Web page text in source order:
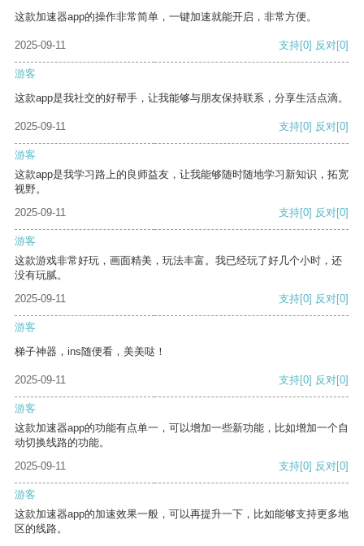
这款加速器app的操作非常简单，一键加速就能开启，非常方便。
2025-09-11 支持[0] 反对[0]
游客
这款app是我社交的好帮手，让我能够与朋友保持联系，分享生活点滴。
2025-09-11 支持[0] 反对[0]
游客
这款app是我学习路上的良师益友，让我能够随时随地学习新知识，拓宽
视野。
2025-09-11
支持[0] 反对[0]
游客
这款游戏非常好玩，画面精美，玩法丰富。我已经玩了好几个小时，还
没有玩腻。
2025-09-11
支持[0] 反对[0]
游客
梯子神器，ins随便看，美美哒！
2025-09-11 支持[0] 反对[0]
游客
这款加速器app的功能有点单一，可以增加一些新功能，比如增加一个自
动切换线路的功能。
2025-09-11
支持[0] 反对[0]
游客
这款加速器app的加速效果一般，可以再提升一下，比如能够支持更多地
区的线路。